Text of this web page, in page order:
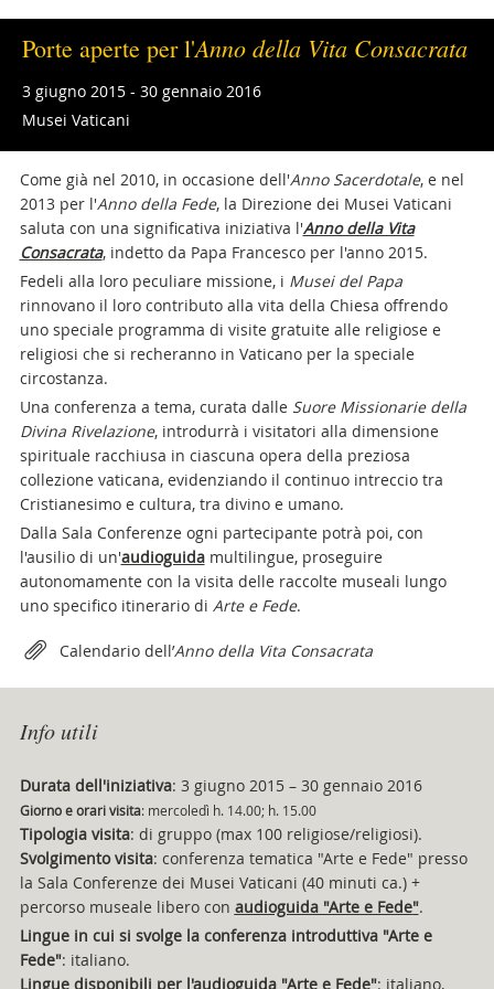
Porte aperte per l'Anno della Vita Consacrata
3 giugno 2015 - 30 gennaio 2016
Musei Vaticani
Come già nel 2010, in occasione dell'Anno Sacerdotale, e nel
2013 per l'Anno della Fede, la Direzione dei Musei Vaticani
saluta con una significativa iniziativa l'Anno della Vita
Consacrata, indetto da Papa Francesco per l'anno 2015.
Fedeli alla loro peculiare missione, i Musei del Papa
rinnovano il loro contributo alla vita della Chiesa offrendo
uno speciale programma di visite gratuite alle religiose e
religiosi che si recheranno in Vaticano per la speciale
circostanza.
Una conferenza a tema, curata dalle Suore Missionarie della
Divina Rivelazione, introdurrà i visitatori alla dimensione
spirituale racchiusa in ciascuna opera della preziosa
collezione vaticana, evidenziando il continuo intreccio tra
Cristianesimo e cultura, tra divino e umano.
Dalla Sala Conferenze ogni partecipante potrà poi, con
l'ausilio di un'audioguidamultilingue, proseguire
autonomamente con la visita delle raccolte museali lungo
uno specifico itinerario di Arte e Fede.
Attachments
Calendario dell’Anno della Vita Consacrata
Info utili
Durata dell'iniziativa: 3 giugno 2015 – 30 gennaio 2016
Giorno e orari visita: mercoledì h. 14.00; h. 15.00
Tipologia visita: di gruppo (max 100 religiose/religiosi).
Svolgimento visita: conferenza tematica "Arte e Fede" presso
la Sala Conferenze dei Musei Vaticani (40 minuti ca.) +
percorso museale libero con audioguida "Arte e Fede".
Lingue in cui si svolge la conferenza introduttiva "Arte e
Fede": italiano.
Lingue disponibili per l'audioguida "Arte e Fede": italiano,